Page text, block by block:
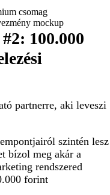
100.000
partnerre, aki leveszi
szintén lesz
bízol meg akár a
rendszered
forint